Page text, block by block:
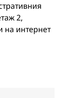
2,
на интернет